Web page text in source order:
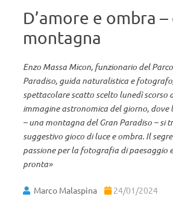
D’amore e ombra –
montagna
Enzo Massa Micon, funzionario del
Paradiso, guida naturalistica e
spettacolare scatto scelto lunedì scorso
immagine astronomica del giorno, dove
– una montagna del Gran Paradiso – si
suggestivo gioco di luce e ombra. Il
passione per la fotografia di paesaggio
pronta»
Marco Malaspina 24/01/2024